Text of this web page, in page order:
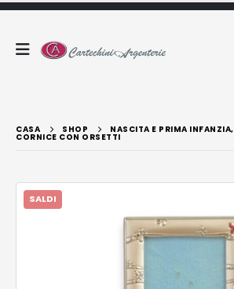
CASA SHOP NASCITA E PRIMA INFANZIA,
CORNICE CON ORSETTI
SALDI